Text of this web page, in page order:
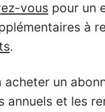
vous pour un
à
.
un
annuels et les